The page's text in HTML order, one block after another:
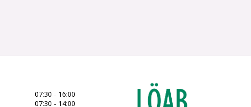
07:30 - 16:00
07:30 - 14:00